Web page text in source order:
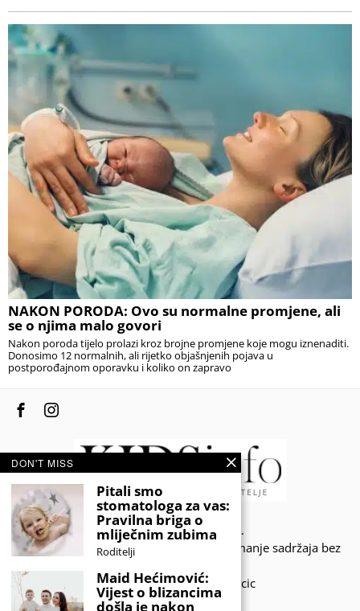
NAKON PORODA: Ovo su normalne promjene, ali
se o njima malo govori
Nakon poroda tijelo prolazi kroz brojne promjene koje mogu iznenaditi.
Donosimo 12 normalnih, ali rijetko objašnjenih pojava u
postporođajnom oporavku i koliko on zapravo
© 2020 - KIDSINFO.BA.
Sva prava zadržana. Zabranjeno preuzimanje sadržaja bez
Developed by Amar SIjercic
DON'T MISS
Pitali smo
stomatologa za vas:
Pravilna briga o
mliječnim zubima
Roditelji
Maid Hećimović:
Vijest o blizancima
došla je nakon